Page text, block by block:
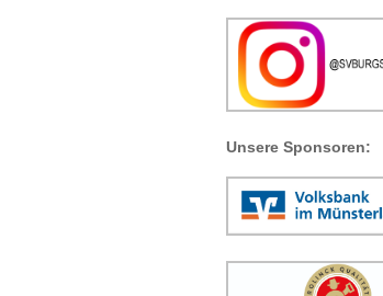
Unsere Sponsoren: